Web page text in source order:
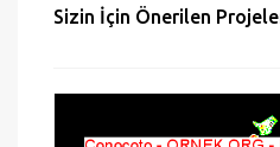
Sizin İçin Önerilen Projeler